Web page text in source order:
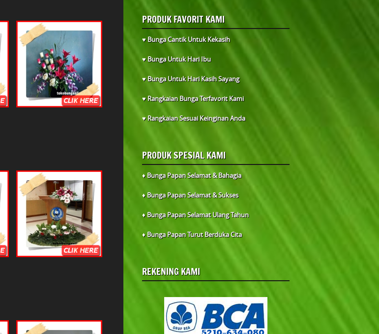
PRODUK FAVORIT KAMI
♥ Bunga Cantik Untuk Kekasih
♥ Bunga Untuk Hari Ibu
♥ Bunga Untuk Hari Kasih Sayang
♥ Rangkaian Bunga Terfavorit Kami
♥ Rangkaian Sesuai Keinginan Anda
PRODUK SPESIAL KAMI
♦ Bunga Papan Selamat & Bahagia
♦ Bunga Papan Selamat & Sukses
♦ Bunga Papan Selamat Ulang Tahun
♦ Bunga Papan Turut Berduka Cita
REKENING KAMI